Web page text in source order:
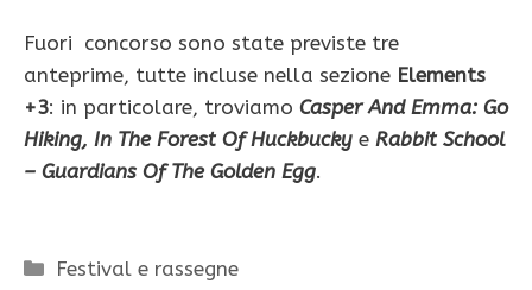
Fuori concorso sono state previste tre
anteprime, tutte incluse nella sezione Elements
+3: in particolare, troviamo Casper And Emma: Go
Hiking, In The Forest Of Huckbucky e Rabbit School
– Guardians Of The Golden Egg.
Categorie
Festival e rassegne